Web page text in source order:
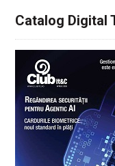
Catalog Digital